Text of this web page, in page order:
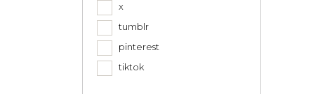
x
tumblr
pinterest
tiktok